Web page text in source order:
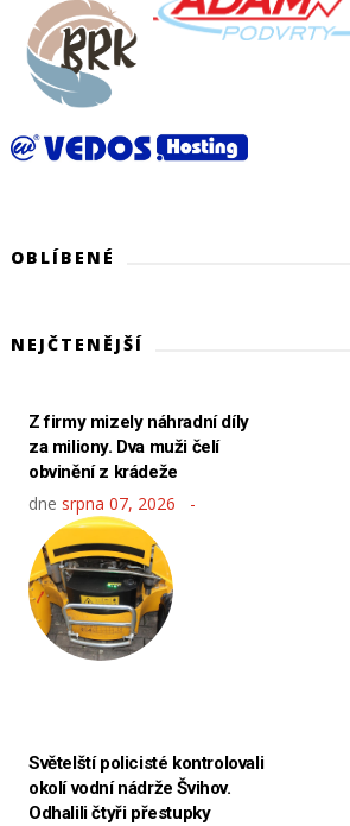
OBLÍBENÉ
NEJČTENĚJŠÍ
Z firmy mizely náhradní díly
za miliony. Dva muži čelí
obvinění z krádeže
dne srpna 07, 2026
Světelští policisté kontrolovali
okolí vodní nádrže Švihov.
Odhalili čtyři přestupky